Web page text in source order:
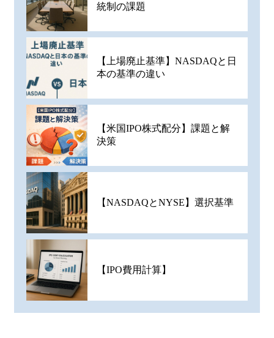
統制の課題
【上場廃止基準】NASDAQと日
本の基準の違い
【米国IPO株式配分】課題と解
決策
【NASDAQとNYSE】選択基準
【IPO費用計算】